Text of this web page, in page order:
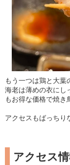
もう一つは鶏と大葉
海老は薄めの衣にし
もお得な価格で焼
アクセスもばっちり
アクセス